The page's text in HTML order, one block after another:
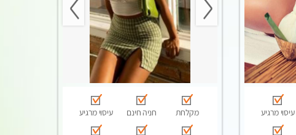
עיסוי מרגיע מקלחת חניה חינם עיסוי מרגיע